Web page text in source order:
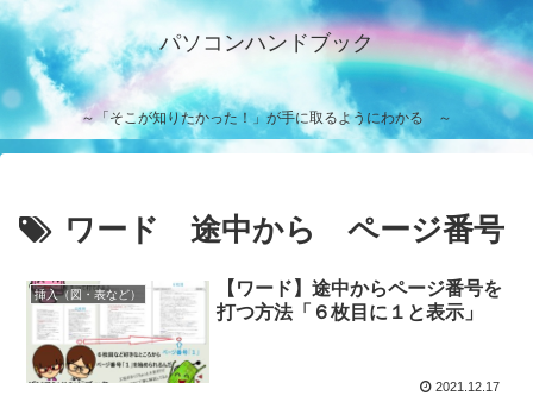
パソコンハンドブック
～「そこが知りたかった！」が手に取るようにわかる ～
ワード 途中から ページ番号
挿入（図・表など）
【ワード】途中からページ番号を
打つ方法「６枚目に１と表示」
2021.12.17